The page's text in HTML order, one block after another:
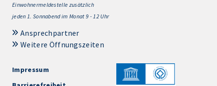
Einwohnermeldestelle zusätzlich
jeden 1. Sonnabend im Monat 9 - 12 Uhr
Ansprechpartner
Weitere Öffnungszeiten
Impressum